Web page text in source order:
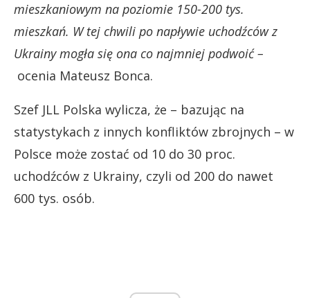
mieszkaniowym na poziomie 150-200 tys.
mieszkań. W tej chwili po napływie uchodźców z
Ukrainy mogła się ona co najmniej podwoić –
ocenia Mateusz Bonca.
Szef JLL Polska wylicza, że – bazując na
statystykach z innych konfliktów zbrojnych – w
Polsce może zostać od 10 do 30 proc.
uchodźców z Ukrainy, czyli od 200 do nawet
600 tys. osób.